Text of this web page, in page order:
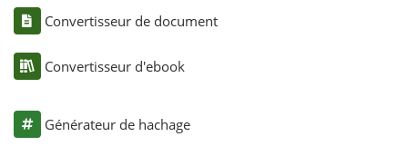
Convertisseur de document
Convertisseur d'ebook
Générateur de hachage